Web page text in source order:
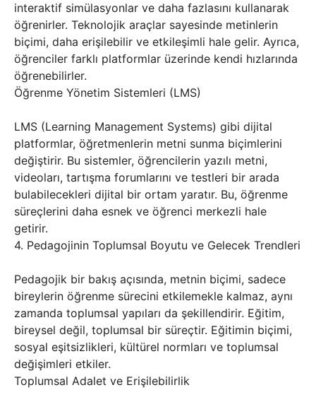
interaktif simülasyonlar ve daha fazlasını kullanarak
öğrenirler. Teknolojik araçlar sayesinde metinlerin
biçimi, daha erişilebilir ve etkileşimli hale gelir. Ayrıca,
öğrenciler farklı platformlar üzerinde kendi hızlarında
öğrenebilirler.
Öğrenme Yönetim Sistemleri (LMS)
LMS (Learning Management Systems) gibi dijital
platformlar, öğretmenlerin metni sunma biçimlerini
değiştirir. Bu sistemler, öğrencilerin yazılı metni,
videoları, tartışma forumlarını ve testleri bir arada
bulabilecekleri dijital bir ortam yaratır. Bu, öğrenme
süreçlerini daha esnek ve öğrenci merkezli hale
getirir.
4. Pedagojinin Toplumsal Boyutu ve Gelecek Trendleri
Pedagojik bir bakış açısında, metnin biçimi, sadece
bireylerin öğrenme sürecini etkilemekle kalmaz, aynı
zamanda toplumsal yapıları da şekillendirir. Eğitim,
bireysel değil, toplumsal bir süreçtir. Eğitimin biçimi,
sosyal eşitsizlikleri, kültürel normları ve toplumsal
değişimleri etkiler.
Toplumsal Adalet ve Erişilebilirlik